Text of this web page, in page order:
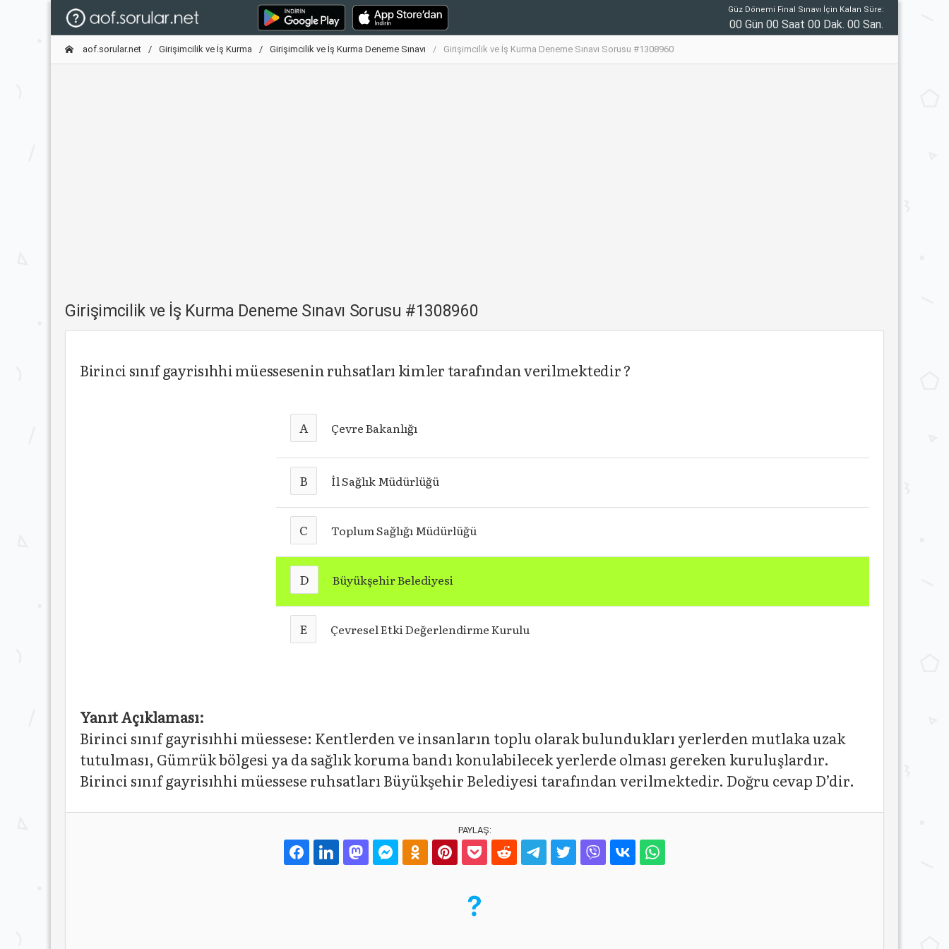
Güz Dönemi Final Sınavı İçin Kalan Süre:
00 Gün 00 Saat 00 Dak. 00 San.
aof.sorular.net Girişimcilik ve İş Kurma Girişimcilik ve İş Kurma Deneme Sınavı Girişimcilik ve İş Kurma Deneme Sınavı Sorusu #1308960
Girişimcilik ve İş Kurma Deneme Sınavı Sorusu #1308960
Birinci sınıf gayrisıhhi müessesenin ruhsatları kimler tarafından verilmektedir ?
A Çevre Bakanlığı
B İl Sağlık Müdürlüğü
C Toplum Sağlığı Müdürlüğü
D Büyükşehir Belediyesi
E Çevresel Etki Değerlendirme Kurulu
Yanıt Açıklaması:
Birinci sınıf gayrisıhhi müessese: Kentlerden ve insanların toplu olarak bulundukları yerlerden mutlaka uzak
tutulması, Gümrük bölgesi ya da sağlık koruma bandı konulabilecek yerlerde olması gereken kuruluşlardır.
Birinci sınıf gayrisıhhi müessese ruhsatları Büyükşehir Belediyesi tarafından verilmektedir. Doğru cevap D’dir.
PAYLAŞ: